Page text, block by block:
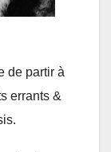
de partir à
errants &